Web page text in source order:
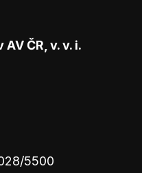
ČR, v. v. i.
5500